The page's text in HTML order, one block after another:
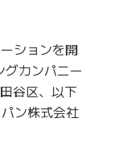
ションを開
カンパニー
谷区、以下
ン株式会社